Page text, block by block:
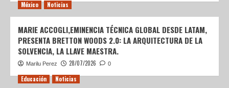
México Noticias
MARIE ACCOGLI,EMINENCIA TÉCNICA GLOBAL DESDE LATAM,
PRESENTA BRETTON WOODS 2.0: LA ARQUITECTURA DE LA
SOLVENCIA, LA LLAVE MAESTRA.
Marilu Perez 28/07/2026 0
Educación Noticias